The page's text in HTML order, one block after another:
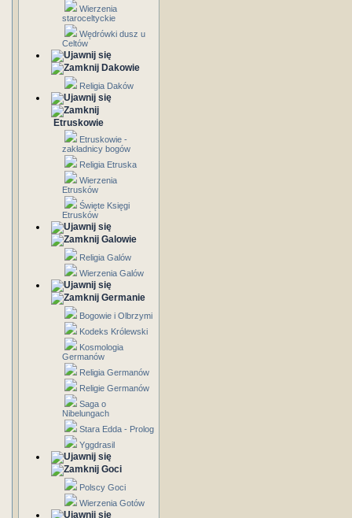
Wierzenia
staroceltyckie
Wędrówki dusz u
Celtów
Dakowie
Religia Daków
Etruskowie
Etruskowie -
zakładnicy bogów
Religia Etruska
Wierzenia
Etrusków
Święte Księgi
Etrusków
Galowie
Religia Galów
Wierzenia Galów
Germanie
Bogowie i Olbrzymi
Kodeks Królewski
Kosmologia
Germanów
Religia Germanów
Religie Germanów
Saga o
Nibelungach
Stara Edda - Prolog
Yggdrasil
Goci
Polscy Goci
Wierzenia Gotów